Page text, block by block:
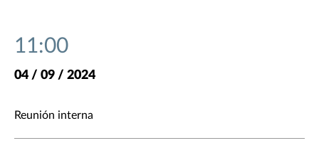
11:00
04 / 09 / 2024
Reunión interna